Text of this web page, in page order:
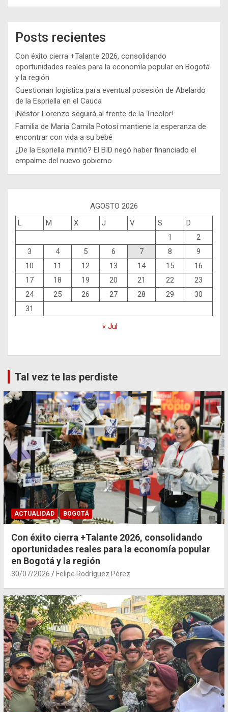
Posts recientes
Con éxito cierra +Talante 2026, consolidando
oportunidades reales para la economía popular en Bogotá
y la región
Cuestionan logística para eventual posesión de Abelardo
de la Espriella en el Cauca
¡Néstor Lorenzo seguirá al frente de la Tricolor!
Familia de María Camila Potosí mantiene la esperanza de
encontrar con vida a su bebé
¿De la Espriella mintió? El BID negó haber financiado el
empalme del nuevo gobierno
AGOSTO 2026
L
M X J V S
D
1
2
3
4 5 6 7 8
9
10
11 12 13 14 15
16
17
18 19 20 21 22
23
24
25 26 27 28 29
30
31
« Jul
Tal vez te las perdiste
ACTUALIDAD BOGOTÁ
Con éxito cierra +Talante 2026, consolidando
oportunidades reales para la economía popular
en Bogotá y la región
30/07/2026 Felipe Rodríguez Pérez